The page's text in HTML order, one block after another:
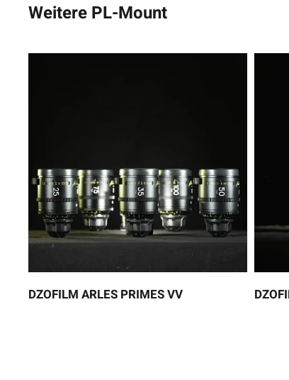
Weitere PL-Mount
DZOFILM ARLES PRIMES VV